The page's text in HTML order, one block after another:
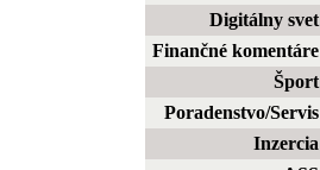
Digitálny svet
Finančné komentáre
Šport
Poradenstvo/Servis
Inzercia